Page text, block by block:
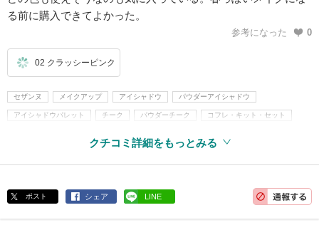
る前に購入できてよかった。
参考になった 0
02 クラッシーピンク
セザンヌ メイクアップ アイシャドウ パウダーアイシャドウ
アイシャドウパレット チーク パウダーチーク コフレ・キット・セット
クチコミ詳細をもっとみる
ポスト シェア LINE